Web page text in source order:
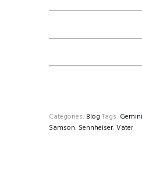
Categories: Blog Tags: Gemini
Samson, Sennheiser, Vater